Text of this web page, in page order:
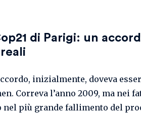
di Parigi: un
inizialmente, doveva
Correva l’anno 2009, ma nei
più grande fallimento del